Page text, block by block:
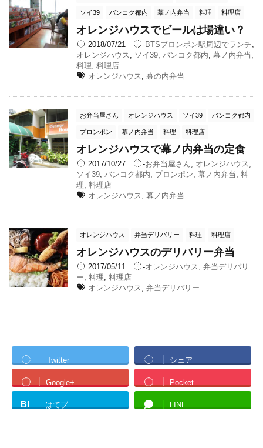
ソイ39 バンコク都内 幕ノ内弁当 料理 料理店
オレンジハウスでビールは場違い？
2018/07/21 -BTSプロンポン駅周辺でランチ
オレンジハウス
ソイ39 バンコク都内 幕ノ内弁当
料理 料理店
オレンジハウス
,幕の内弁当
お弁当屋さん オレンジハウス ソイ39 バンコク都内
プロンポン 幕ノ内弁当 料理 料理店
オレンジハウスで幕ノ内弁当の定食
2017/10/27 -お弁当屋さん オレンジハウス
ソイ39 バンコク都内 プロンポン 幕ノ内弁当
料
理 料理店
オレンジハウス
,幕ノ内弁当
オレンジハウス 弁当デリバリー 料理 料理店
オレンジハウスのデリバリー弁当
2017/05/11 -オレンジハウス
弁当デリバリ
ー 料理 料理店
オレンジハウス
,弁当デリバリー
Twitter シェア
Google+ Pocket
B! はてブ LINE